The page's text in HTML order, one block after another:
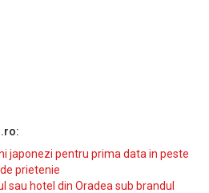
japonezi pentru prima data in peste
prietenie
sau hotel din Oradea sub brandul